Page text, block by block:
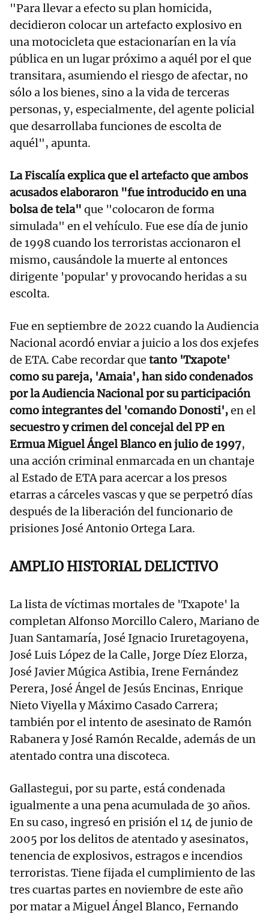
"Para llevar a efecto su plan homicida,
decidieron colocar un artefacto explosivo en
una motocicleta que estacionarían en la vía
pública en un lugar próximo a aquél por el que
transitara, asumiendo el riesgo de afectar, no
sólo a los bienes, sino a la vida de terceras
personas, y, especialmente, del agente policial
que desarrollaba funciones de escolta de
aquél", apunta.
La Fiscalía explica que el artefacto que ambos
acusados elaboraron "fue introducido en una
bolsa de tela" que "colocaron de forma
simulada" en el vehículo. Fue ese día de junio
de 1998 cuando los terroristas accionaron el
mismo, causándole la muerte al entonces
dirigente 'popular' y provocando heridas a su
escolta.
Fue en septiembre de 2022 cuando la Audiencia
Nacional acordó enviar a juicio a los dos exjefes
de ETA. Cabe recordar que tanto 'Txapote'
como su pareja, 'Amaia', han sido condenados
por la Audiencia Nacional por su participación
como integrantes del 'comando Donosti',en el
secuestro y crimen del concejal del PP en
Ermua Miguel Ángel Blanco en julio de 1997,
una acción criminal enmarcada en un chantaje
al Estado de ETA para acercar a los presos
etarras a cárceles vascas y que se perpetró días
después de la liberación del funcionario de
prisiones José Antonio Ortega Lara.
AMPLIO HISTORIAL DELICTIVO
La lista de víctimas mortales de 'Txapote' la
completan Alfonso Morcillo Calero, Mariano de
Juan Santamaría, José Ignacio Iruretagoyena,
José Luis López de la Calle, Jorge Díez Elorza,
José Javier Múgica Astibia, Irene Fernández
Perera, José Ángel de Jesús Encinas, Enrique
Nieto Viyella y Máximo Casado Carrera;
también por el intento de asesinato de Ramón
Rabanera y José Ramón Recalde, además de un
atentado contra una discoteca.
Gallastegui, por su parte, está condenada
igualmente a una pena acumulada de 30 años.
En su caso, ingresó en prisión el 14 de junio de
2005 por los delitos de atentado y asesinatos,
tenencia de explosivos, estragos e incendios
terroristas. Tiene fijada el cumplimiento de las
tres cuartas partes en noviembre de este año
por matar a Miguel Ángel Blanco, Fernando